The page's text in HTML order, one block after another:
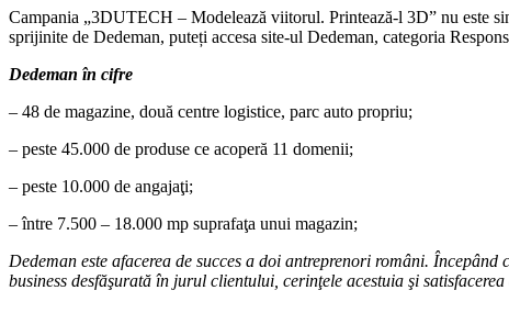
Campania „3DUTECH – Modelează viitorul. Printează-l 3D” nu este
sprijinite de Dedeman, puteți accesa site-ul Dedeman, categoria
Dedeman în cifre
– 48 de magazine, două centre logistice, parc auto propriu;
– peste 45.000 de produse ce acoperă 11 domenii;
– peste 10.000 de angajaţi;
– între 7.500 – 18.000 mp suprafaţa unui magazin;
Dedeman este afacerea de succes a doi antreprenori români.
business desfăşurată în jurul clientului, cerinţele acestuia şi